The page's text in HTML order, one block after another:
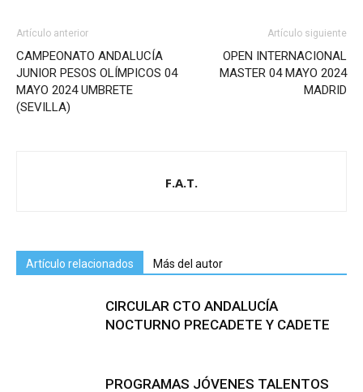
Artículo anterior
CAMPEONATO ANDALUCÍA
JUNIOR PESOS OLÍMPICOS 04
MAYO 2024 UMBRETE
(SEVILLA)
Artículo siguiente
OPEN INTERNACIONAL
MASTER 04 MAYO 2024
MADRID
F.A.T.
Artículo relacionados Más del autor
CIRCULAR CTO ANDALUCÍA
NOCTURNO PRECADETE Y CADETE
PROGRAMAS JÓVENES TALENTOS